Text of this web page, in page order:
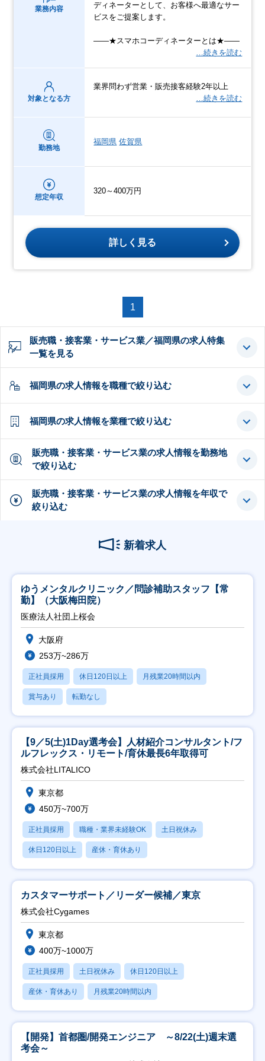
業務内容
ディネーターとして、お客様へ最適なサー
ビスをご提案します。
――★スマホコーディネーターとは★――
…続きを読む
対象となる方
業界問わず営業・販売接客経験2年以上
…続きを読む
勤務地
福岡県 佐賀県
想定年収
320～400万円
詳しく見る
1
販売職・接客業・サービス業／福岡県の求人特集
一覧を見る
福岡県の求人情報を職種で絞り込む
福岡県の求人情報を業種で絞り込む
販売職・接客業・サービス業の求人情報を勤務地
で絞り込む
販売職・接客業・サービス業の求人情報を年収で
絞り込む
新着求人
ゆうメンタルクリニック／問診補助スタッフ【常
勤】（大阪梅田院）
医療法人社団上桜会
大阪府
253万~286万
正社員採用 休日120日以上 月残業20時間以内
賞与あり 転勤なし
【9／5(土)1Day選考会】人材紹介コンサルタント/フ
ルフレックス・リモート/育休最長6年取得可
株式会社LITALICO
東京都
450万~700万
正社員採用 職種・業界未経験OK 土日祝休み
休日120日以上 産休・育休あり
カスタマーサポート／リーダー候補／東京
株式会社Cygames
東京都
400万~1000万
正社員採用 土日祝休み 休日120日以上
産休・育休あり 月残業20時間以内
【開発】首都圏/開発エンジニア ～8/22(土)週末選
考会～